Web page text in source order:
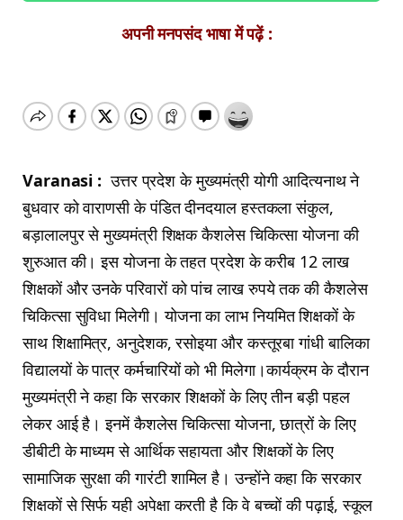
अपनी मनपसंद भाषा में पढ़ें :
Varanasi : उत्तर प्रदेश के मुख्यमंत्री योगी आदित्यनाथ ने
बुधवार को वाराणसी के पंडित दीनदयाल हस्तकला संकुल,
बड़ालालपुर से मुख्यमंत्री शिक्षक कैशलेस चिकित्सा योजना की
शुरुआत की। इस योजना के तहत प्रदेश के करीब 12 लाख
शिक्षकों और उनके परिवारों को पांच लाख रुपये तक की कैशलेस
चिकित्सा सुविधा मिलेगी। योजना का लाभ नियमित शिक्षकों के
साथ शिक्षामित्र, अनुदेशक, रसोइया और कस्तूरबा गांधी बालिका
विद्यालयों के पात्र कर्मचारियों को भी मिलेगा।कार्यक्रम के दौरान
मुख्यमंत्री ने कहा कि सरकार शिक्षकों के लिए तीन बड़ी पहल
लेकर आई है। इनमें कैशलेस चिकित्सा योजना, छात्रों के लिए
डीबीटी के माध्यम से आर्थिक सहायता और शिक्षकों के लिए
सामाजिक सुरक्षा की गारंटी शामिल है। उन्होंने कहा कि सरकार
शिक्षकों से सिर्फ यही अपेक्षा करती है कि वे बच्चों की पढ़ाई, स्कूल